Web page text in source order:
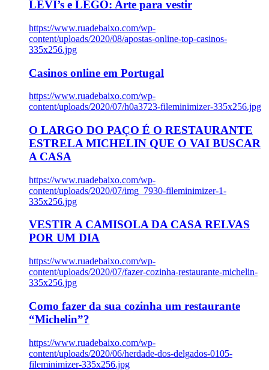
LEVI’s e LEGO: Arte para vestir
https://www.ruadebaixo.com/wp-
content/uploads/2020/08/apostas-online-top-casinos-
335x256.jpg
Casinos online em Portugal
https://www.ruadebaixo.com/wp-
content/uploads/2020/07/h0a3723-fileminimizer-335x256.jpg
O LARGO DO PAÇO É O RESTAURANTE
ESTRELA MICHELIN QUE O VAI BUSCAR
A CASA
https://www.ruadebaixo.com/wp-
content/uploads/2020/07/img_7930-fileminimizer-1-
335x256.jpg
VESTIR A CAMISOLA DA CASA RELVAS
POR UM DIA
https://www.ruadebaixo.com/wp-
content/uploads/2020/07/fazer-cozinha-restaurante-michelin-
335x256.jpg
Como fazer da sua cozinha um restaurante
“Michelin”?
https://www.ruadebaixo.com/wp-
content/uploads/2020/06/herdade-dos-delgados-0105-
fileminimizer-335x256.jpg